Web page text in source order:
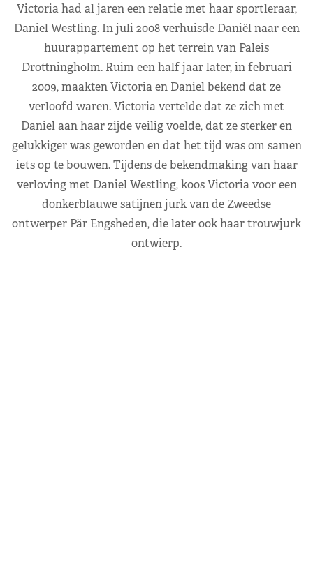
Victoria had al jaren een relatie met haar sportleraar,
Daniel Westling. In juli 2008 verhuisde Daniël naar een
huurappartement op het terrein van Paleis
Drottningholm. Ruim een half jaar later, in februari
2009, maakten Victoria en Daniel bekend dat ze
verloofd waren. Victoria vertelde dat ze zich met
Daniel aan haar zijde veilig voelde, dat ze sterker en
gelukkiger was geworden en dat het tijd was om samen
iets op te bouwen. Tijdens de bekendmaking van haar
verloving met Daniel Westling, koos Victoria voor een
donkerblauwe satijnen jurk van de Zweedse
ontwerper Pär Engsheden, die later ook haar trouwjurk
ontwierp.